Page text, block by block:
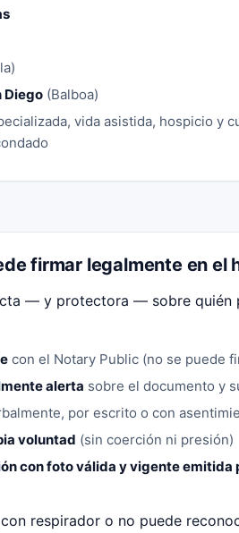
Diego (Balboa)
vida asistida, hospicio y
firmar legalmente en el
— y protectora — sobre quién
con el Notary Public (no se puede
alerta sobre el documento y
por escrito o con
voluntad (sin coerción ni presión)
con foto válida y vigente emitida
respirador o no puede